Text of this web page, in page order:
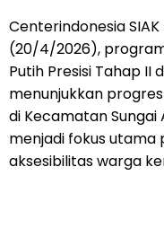
Centerindonesia
(20/4/2026),
Putih Presisi Tahap II
menunjukkan
di Kecamatan
menjadi fokus
aksesibilitas warga